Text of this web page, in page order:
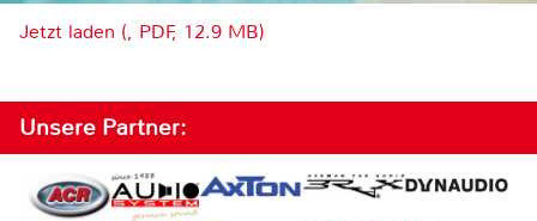
Jetzt laden (, PDF, 12.9 MB)
Unsere Partner: